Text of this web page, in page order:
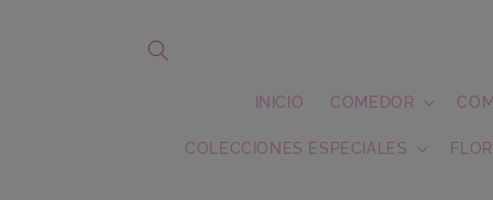
INICIO COMEDOR
COLECCIONES ESPECIALES